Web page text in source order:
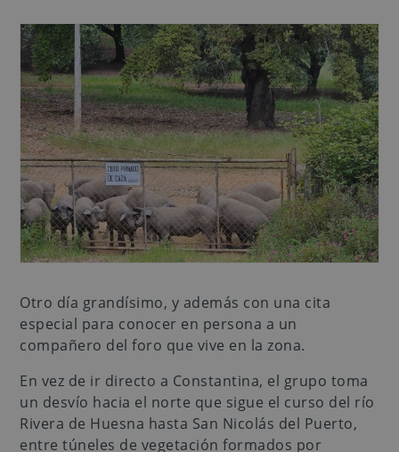
Otro día grandísimo, y además con una cita
especial para conocer en persona a un
compañero del foro que vive en la zona.
En vez de ir directo a Constantina, el grupo toma
un desvío hacia el norte que sigue el curso del río
Rivera de Huesna hasta San Nicolás del Puerto,
entre túneles de vegetación formados por